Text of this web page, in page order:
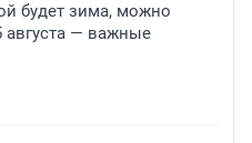
будет зима, можно
августа — важные